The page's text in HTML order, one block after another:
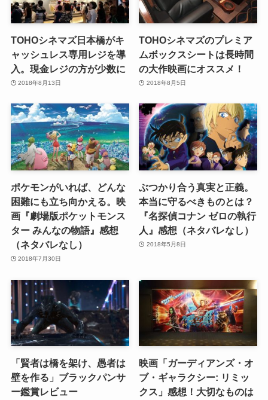
TOHOシネマズ日本橋がキ
ャッシュレス専用レジを導
入。現金レジの方が少数に
2018年8月13日
TOHOシネマズのプレミア
ムボックスシートは長時間
の大作映画にオススメ！
2018年8月5日
ポケモンがいれば、どんな
困難にも立ち向かえる。映
画『劇場版ポケットモンス
ター みんなの物語』感想
（ネタバレなし）
2018年7月30日
ぶつかり合う真実と正義。
本当に守るべきものとは？
『名探偵コナン ゼロの執行
人』感想（ネタバレなし）
2018年5月8日
「賢者は橋を架け、愚者は
壁を作る」ブラックパンサ
ー鑑賞レビュー
映画「ガーディアンズ・オ
ブ・ギャラクシー: リミッ
クス」感想！大切なものは